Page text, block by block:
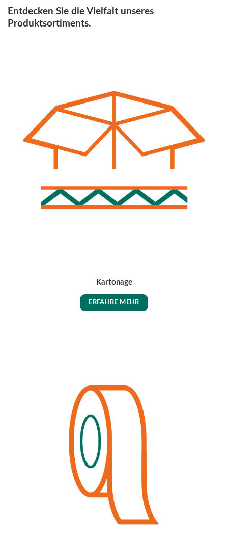
Entdecken Sie die Vielfalt unseres
Produktsortiments.
Kartonage
ERFAHRE MEHR